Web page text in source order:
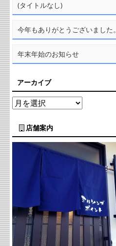
(タイトルなし)
今年もありがとうございました。
年末年始のお知らせ
アーカイブ
店舗案内